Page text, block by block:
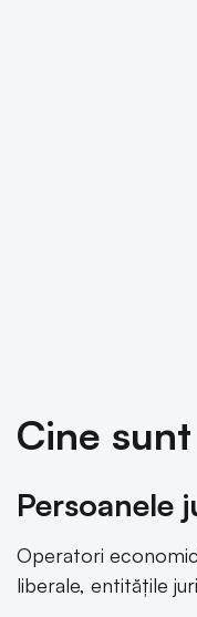
Cine
Persoanele
Operatori
liberale, entitățile